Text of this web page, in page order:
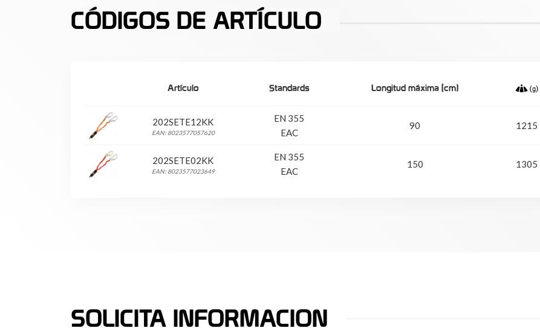
CÓDIGOS DE ARTÍCULO
Artículo Standards Longitud máxima (cm)
202SETE12KK
EAN: 8023577057620
EN 355
EAC
90 1215
202SETE02KK
EAN: 8023577023649
EN 355
EAC
150 1305
SOLICITA INFORMACION